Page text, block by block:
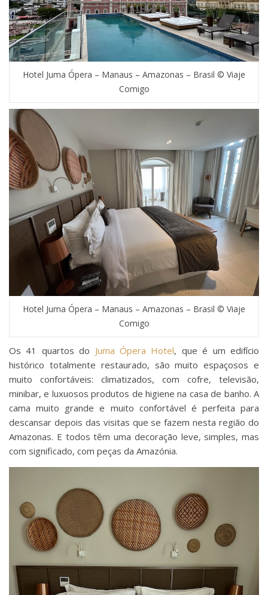
Hotel Juma Ópera – Manaus – Amazonas – Brasil © Viaje
Comigo
Hotel Juma Ópera – Manaus – Amazonas – Brasil © Viaje
Comigo
Os 41 quartos do Juma Ópera Hotel, que é um edifício
histórico totalmente restaurado, são muito espaçosos e
muito confortáveis: climatizados, com cofre, televisão,
minibar, e luxuosos produtos de higiene na casa de banho. A
cama muito grande e muito confortável é perfeita para
descansar depois das visitas que se fazem nesta região do
Amazonas. E todos têm uma decoração leve, simples, mas
com significado, com peças da Amazónia.